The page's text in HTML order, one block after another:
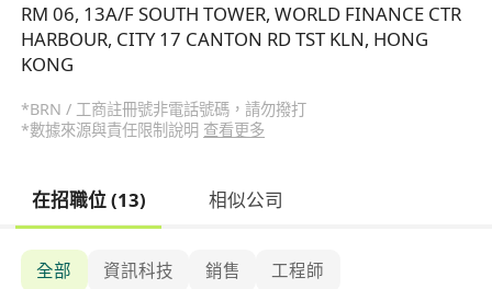
RM 06, 13A/F SOUTH TOWER, WORLD FINANCE CTR
HARBOUR, CITY 17 CANTON RD TST KLN, HONG
KONG
*BRN / 工商註冊號非電話號碼，請勿撥打
*數據來源與責任限制說明 查看更多
在招職位 (13) 相似公司
全部 資訊科技 銷售 工程師